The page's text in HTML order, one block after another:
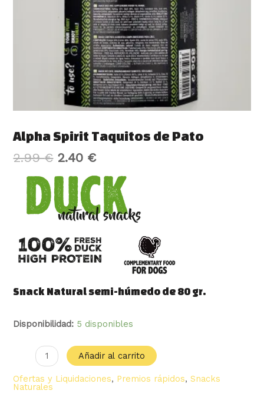
Alpha Spirit Taquitos de Pato
2.99€ 2.40 €
Snack Natural semi-húmedo de 80 gr.
Disponibilidad: 5 disponibles
Añadir al carrito
Ofertas y Liquidaciones, Premios rápidos,Snacks
Naturales